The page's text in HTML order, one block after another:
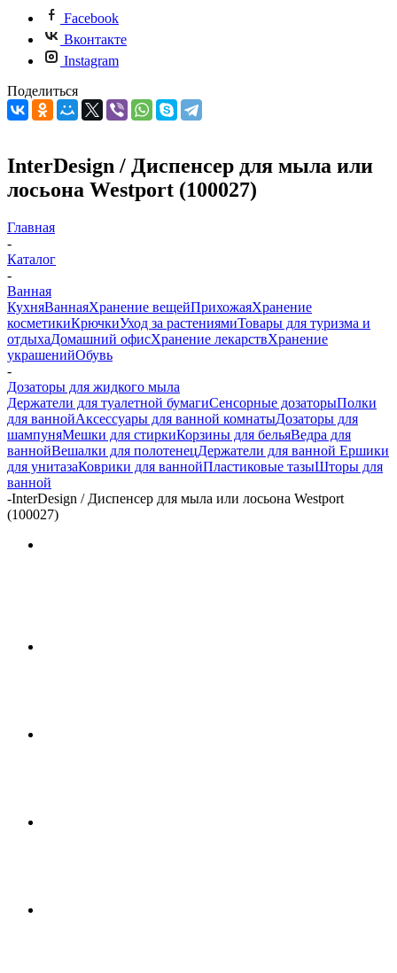
Facebook
Вконтакте
Instagram
Поделиться
InterDesign / Диспенсер для мыла или
лосьона Westport (100027)
Главная
-
Каталог
-
Ванная
КухняВаннаяХранение вещейПрихожаяХранение
косметикиКрючкиУход за растениямиТовары для туризма и
отдыхаДомашний офисХранение лекарствХранение
украшенийОбувь
-
Дозаторы для жидкого мыла
Держатели для туалетной бумагиСенсорные дозаторыПолки
для ваннойАксессуары для ванной комнатыДозаторы для
шампуняМешки для стиркиКорзины для бельяВедра для
ваннойВешалки для полотенецДержатели для ванной Ершики
для унитазаКоврики для ваннойПластиковые тазыШторы для
ванной
-InterDesign / Диспенсер для мыла или лосьона Westport
(100027)